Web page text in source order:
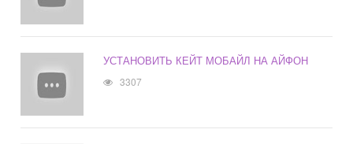
УСТАНОВИТЬ КЕЙТ МОБАЙЛ НА АЙФОН
3307